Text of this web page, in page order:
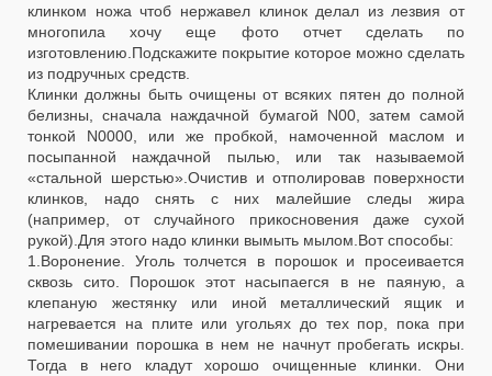
клинком ножа чтоб нержавел клинок делал из лезвия от
многопила хочу еще фото отчет сделать по
изготовлению.Подскажите покрытие которое можно сделать
из подручных средств.
Клинки должны быть очищены от всяких пятен до полной
белизны, сначала наждачной бумагой N00, затем самой
тонкой N0000, или же пробкой, намоченной маслом и
посыпанной наждачной пылью, или так называемой
«стальной шерстью».Очистив и отполировав поверхности
клинков, надо снять с них малейшие следы жира
(например, от случайного прикосновения даже сухой
рукой).Для этого надо клинки вымыть мылом.Вот способы:
1.Воронение. Уголь толчется в порошок и просеивается
сквозь сито. Порошок этот насыпаегся в не паяную, а
клепаную жестянку или иной металлический ящик и
нагревается на плите или угольях до тех пор, пока при
помешивании порошка в нем не начнут пробегать искры.
Тогда в него кладут хорошо очищенные клинки. Они